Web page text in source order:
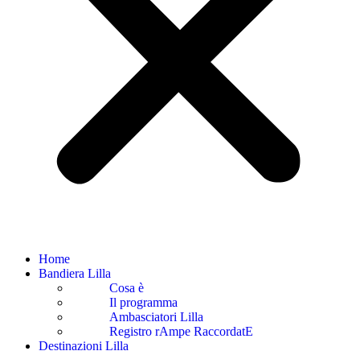
Home
Bandiera Lilla
Cosa è
Il programma
Ambasciatori Lilla
Registro rAmpe RaccordatE
Destinazioni Lilla